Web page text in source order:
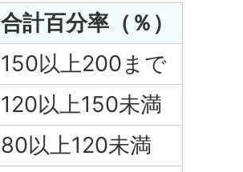
合計百分率（％）
150以上200まで
120以上150未満
80以上120未満